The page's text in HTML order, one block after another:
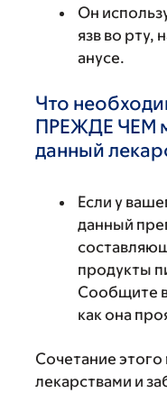
Он
язв во рту,
анусе.
Что
ПРЕЖДЕ ЧЕМ
данный
Если у
данный
продукты
Сообщите
как она
Сочетание
лекарствами и